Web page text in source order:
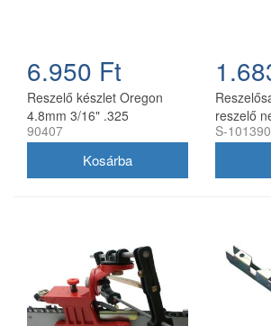
6.950 Ft
Reszelő készlet Oregon
4.8mm 3/16" .325
90407
reszelő
S-